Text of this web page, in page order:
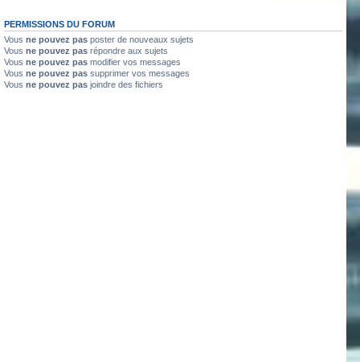
PERMISSIONS DU FORUM
Vous ne pouvez pas poster de nouveaux sujets
Vous ne pouvez pas répondre aux sujets
Vous ne pouvez pas modifier vos messages
Vous ne pouvez pas supprimer vos messages
Vous ne pouvez pas joindre des fichiers